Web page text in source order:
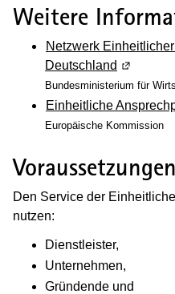
Weitere
Netzwerk
Deutschland (Wird in
Bundesministerium für
Einheitliche
Europäische Kommission
Voraussetzungen
Den Service der
nutzen:
Dienstleister,
Unternehmen,
Gründende und